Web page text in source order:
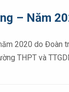
– Năm
2020 do
THPT và